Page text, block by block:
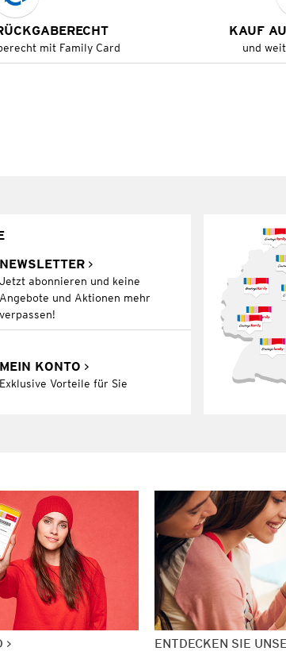
mit Family Card
KAUF
und
NEWSLETTER
Jetzt abonnieren und keine
Angebote und Aktionen mehr
verpassen!
MEIN KONTO
Exklusive Vorteile für Sie
ENTDECKEN SIE